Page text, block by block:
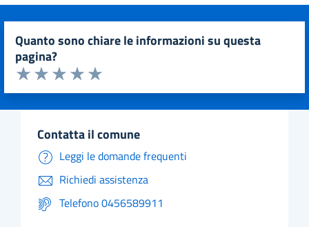
quanto sono chiare le informazioni su questa
pagina?
Valuta da 1 a 5 stelle la pagina
Valuta 5 stelle su 5
Valuta 4 stelle su 5
Valuta 3 stelle su 5
Valuta 2 stelle su 5
Valuta 1 stelle su 5
contatta il comune
Leggi le domande frequenti
Richiedi assistenza
Telefono 0456589911